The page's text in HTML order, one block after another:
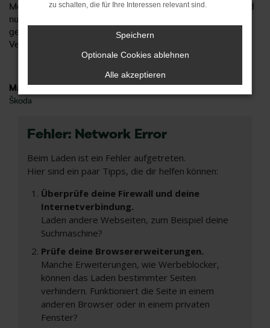
Meisterwerkstatt führt zu diesem Zweck eine Checkliste und
nur, wenn sämtliche Punkte zufriedenstellend abgehakt sind,
gelangt ein Škoda Scala Gebrauchtwagen überhaupt in den
Verkauf.
Marken
Škoda
Fehler: Network Error
Beim Laden ist ein Fehler aufgetreten.
Hier sind ein paar Tipps, die dir helfen können:
Überprüfe deine Firewall und deine
Internetverbindung.
Laden andere Webseiten, zum Beispiel deine
Suchmaschine?
Prüfe deine Browsererweiterungen.
Manche Erweiterungen, wie Werbeblocker,
können das Laden bestimmter Seiten
verhindern. Funktioniert die Seite in einem
anderen Browser oder in einem privaten
Fenster?
zu schalten, die für Ihre Interessen relevant sind.
Speichern
Optionale Cookies ablehnen
Alle akzeptieren